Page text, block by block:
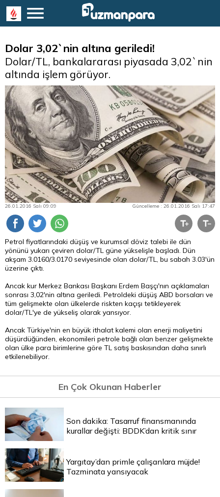
Dolar 3,02`nin altına geriledi!
Dolar/TL, bankalararası piyasada 3,02`nin
altında işlem görüyor.
26.01.2016 Salı 09:09 Güncelleme : 26.01.2016 Salı 17:47
Petrol fiyatlarındaki düşüş ve kurumsal döviz talebi ile dün
yönünü yukarı çeviren dolar/TL güne yükselişle başladı. Dün
akşam 3.0160/3.0170 seviyesinde olan dolar/TL, bu sabah 3.03'ün
üzerine çıktı.
Ancak kur Merkez Bankası Başkanı Erdem Başçı'nın açıklamaları
sonrası 3,02'nin altına geriledi. Petroldeki düşüş ABD borsaları ve
tüm gelişmekte olan ülkelerde riskten kaçışı tetikleyerek
dolar/TL'ye de yükseliş olarak yansıyor.
Ancak Türkiye'nin en büyük ithalat kalemi olan enerji maliyetini
düşürdüğünden, ekonomileri petrole bağlı olan benzer gelişmekte
olan ülke para birimlerine göre TL satış baskısından daha sınırlı
etkilenebiliyor.
En Çok Okunan Haberler
Son dakika: Tasarruf finansmanında
kurallar değişti: BDDK’dan kritik sınır
Yargıtay’dan primle çalışanlara müjde!
Tazminata yansıyacak